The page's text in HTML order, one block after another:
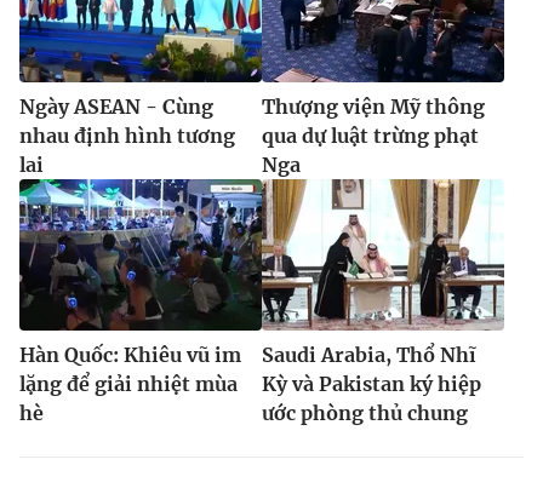
Ngày ASEAN - Cùng
nhau định hình tương
lai
Thượng viện Mỹ thông
qua dự luật trừng phạt
Nga
Hàn Quốc: Khiêu vũ im
lặng để giải nhiệt mùa
hè
Saudi Arabia, Thổ Nhĩ
Kỳ và Pakistan ký hiệp
ước phòng thủ chung